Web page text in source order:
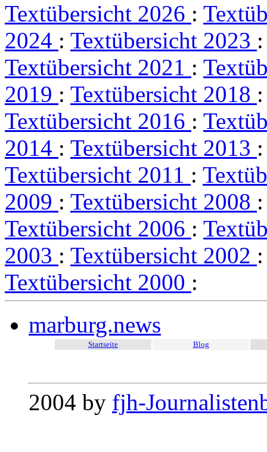
Textübersicht 2026 :
2024 : Textübersicht 2023
Textübersicht 2021 :
2019 : Textübersicht 2018
Textübersicht 2016 :
2014 : Textübersicht 2013
Textübersicht 2011 :
2009 : Textübersicht 2008
Textübersicht 2006 :
2003 : Textübersicht 2002
Textübersicht 2000 :
marburg.news
Startseite Blog
2004 by fjh-